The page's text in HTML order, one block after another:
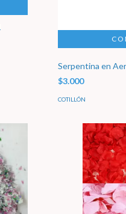
Serpentina en
$3.000
COTILLÓN